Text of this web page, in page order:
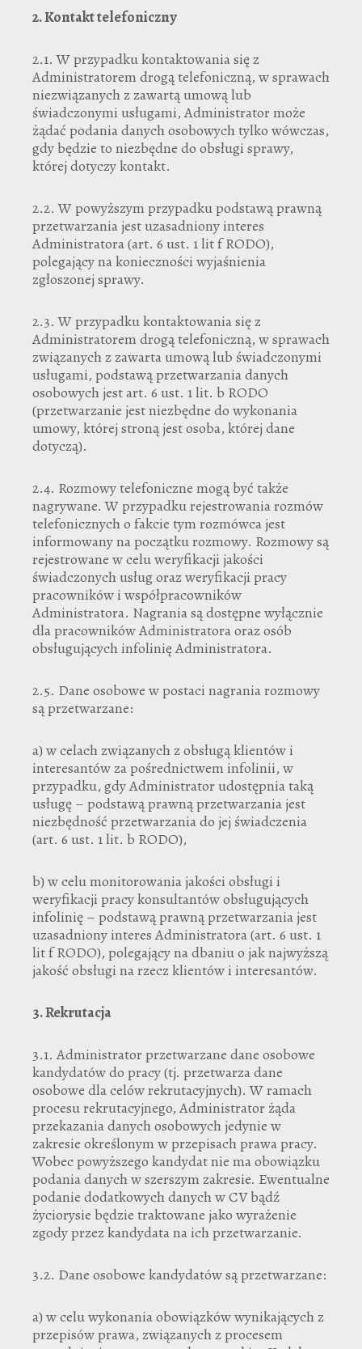
2.Kontakt telefoniczny
2.1. W przypadku kontaktowania się z
Administratorem drogą telefoniczną, w sprawach
niezwiązanych z zawartą umową lub
świadczonymi usługami, Administrator może
żądać podania danych osobowych tylko wówczas,
gdy będzie to niezbędne do obsługi sprawy,
której dotyczy kontakt.
2.2. W powyższym przypadku podstawą prawną
przetwarzania jest uzasadniony interes
Administratora (art. 6 ust. 1 lit f RODO),
polegający na konieczności wyjaśnienia
zgłoszonej sprawy.
2.3. W przypadku kontaktowania się z
Administratorem drogą telefoniczną, w sprawach
związanych z zawarta umową lub świadczonymi
usługami, podstawą przetwarzania danych
osobowych jest art. 6 ust. 1 lit. b RODO
(przetwarzanie jest niezbędne do wykonania
umowy, której stroną jest osoba, której dane
dotyczą).
2.4. Rozmowy telefoniczne mogą być także
nagrywane. W przypadku rejestrowania rozmów
telefonicznych o fakcie tym rozmówca jest
informowany na początku rozmowy. Rozmowy są
rejestrowane w celu weryfikacji jakości
świadczonych usług oraz weryfikacji pracy
pracowników i współpracowników
Administratora. Nagrania są dostępne wyłącznie
dla pracowników Administratora oraz osób
obsługujących infolinię Administratora.
2.5. Dane osobowe w postaci nagrania rozmowy
są przetwarzane:
a) w celach związanych z obsługą klientów i
interesantów za pośrednictwem infolinii, w
przypadku, gdy Administrator udostępnia taką
usługę – podstawą prawną przetwarzania jest
niezbędność przetwarzania do jej świadczenia
(art. 6 ust. 1 lit. b RODO),
b) w celu monitorowania jakości obsługi i
weryfikacji pracy konsultantów obsługujących
infolinię – podstawą prawną przetwarzania jest
uzasadniony interes Administratora (art. 6 ust. 1
lit f RODO), polegający na dbaniu o jak najwyższą
jakość obsługi na rzecz klientów i interesantów.
3.Rekrutacja
3.1. Administrator przetwarzane dane osobowe
kandydatów do pracy (tj. przetwarza dane
osobowe dla celów rekrutacyjnych). W ramach
procesu rekrutacyjnego, Administrator żąda
przekazania danych osobowych jedynie w
zakresie określonym w przepisach prawa pracy.
Wobec powyższego kandydat nie ma obowiązku
podania danych w szerszym zakresie. Ewentualne
podanie dodatkowych danych w CV bądź
życiorysie będzie traktowane jako wyrażenie
zgody przez kandydata na ich przetwarzanie.
3.2. Dane osobowe kandydatów są przetwarzane:
a) w celu wykonania obowiązków wynikających z
przepisów prawa, związanych z procesem